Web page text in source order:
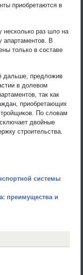
приобретаются в
несколько раз шло на
апартаментов. В
только в составе
дальше, предложив
в долевом
так как
приобретающих
По словам
двойные
строительства.
системы
преимущества и